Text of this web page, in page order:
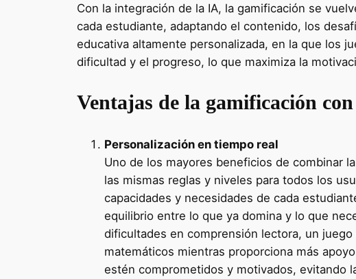
Con la integración de la IA, la gamificación se
cada estudiante, adaptando el contenido, los
educativa altamente personalizada, en la que los
dificultad y el progreso, lo que maximiza la
Ventajas de la gamificación
Personalización en tiempo real
Uno de los mayores beneficios de combinar
las mismas reglas y niveles para todos los
capacidades y necesidades de cada
equilibrio entre lo que ya domina y lo que
dificultades en comprensión lectora, un
matemáticos mientras proporciona más
estén comprometidos y motivados, evitando